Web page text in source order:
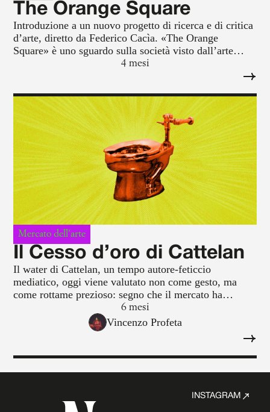
The Orange Square
Introduzione a un nuovo progetto di ricerca e di critica
d’arte, diretto da Federico Cacìa. «The Orange
Square» è uno sguardo sulla società visto dall’arte
contemporanea. L’intento è quello di osservare i
mutamenti sociali, tecnologici, spaziali, urbanistici e
partendo da un presupposto: l’opera d’arte non si
espone più, ma circola.
4 mesi
Mercato dell'arte
Il Cesso d’oro di Cattelan
Il water di Cattelan, un tempo autore-feticcio
mediatico, oggi viene valutato non come gesto, ma
come rottame prezioso: segno che il mercato ha
smesso di credere alla magia, alla narrativa, alla
mitologia dei curatori
6 mesi
Vincenzo Profeta
INSTAGRAM